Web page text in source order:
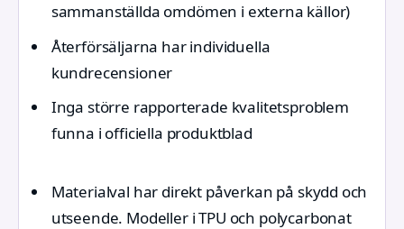
sammanställda omdömen i externa källor)
Återförsäljarna har individuella
kundrecensioner
Inga större rapporterade kvalitetsproblem
funna i officiella produktblad
Materialval har direkt påverkan på skydd och
utseende. Modeller i TPU och polycarbonat